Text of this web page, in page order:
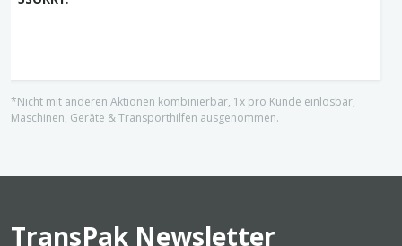
*Nicht mit anderen Aktionen kombinierbar, 1x pro Kunde einlösbar,
Maschinen, Geräte & Transporthilfen ausgenommen.
TransPak Newsletter